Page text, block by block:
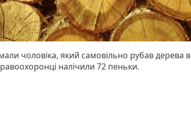
чоловіка, який самовільно рубав дерева в
налічили 72 пеньки.